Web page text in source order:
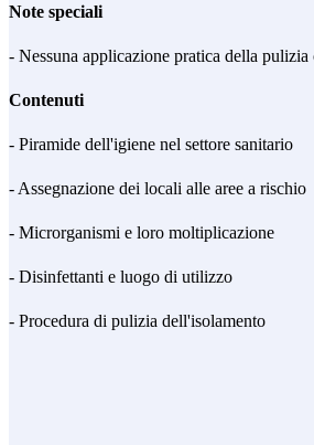
Note speciali
- Nessuna applicazione pratica della
Contenuti
- Piramide dell'igiene nel settore sanitario
- Assegnazione dei locali alle aree a rischio
- Microrganismi e loro moltiplicazione
- Disinfettanti e luogo di utilizzo
- Procedura di pulizia dell'isolamento